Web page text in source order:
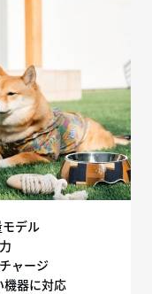
デル
ャージ
機器に対応